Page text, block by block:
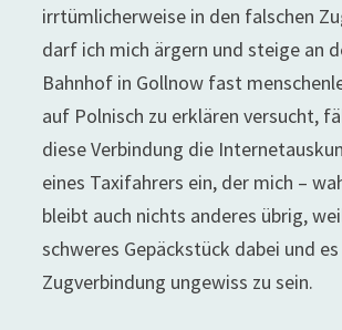
irrtümlicherweise in den falschen
darf ich mich ärgern und steige an
Bahnhof in Gollnow fast
auf Polnisch zu erklären versucht,
diese Verbindung die
eines Taxifahrers ein, der mich –
bleibt auch nichts anderes übrig,
schweres Gepäckstück dabei und
Zugverbindung ungewiss zu sein.